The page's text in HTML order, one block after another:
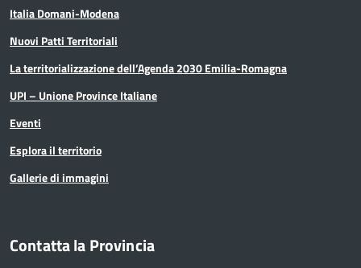
Italia Domani-Modena
Nuovi Patti Territoriali
La territorializzazione dell’Agenda 2030 Emilia-Romagna
UPI – Unione Province Italiane
Eventi
Esplora il territorio
Gallerie di immagini
Contatta la Provincia